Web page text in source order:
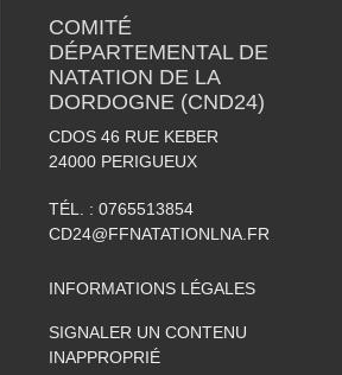
COMITÉ
DÉPARTEMENTAL DE
NATATION DE LA
DORDOGNE (CND24)
CDOS 46 RUE KEBER
24000 PERIGUEUX
TÉL. : 0765513854
CD24@FFNATATIONLNA.FR
INFORMATIONS LÉGALES
SIGNALER UN CONTENU
INAPPROPRIÉ